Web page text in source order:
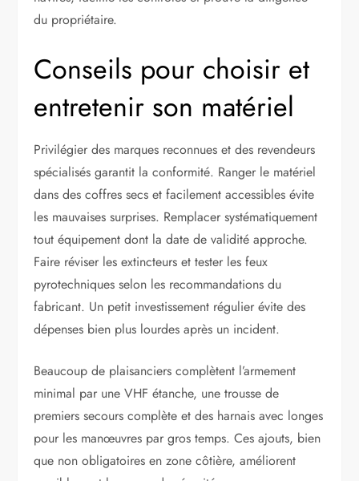
du propriétaire.
Conseils pour choisir et
entretenir son matériel
Privilégier des marques reconnues et des revendeurs
spécialisés garantit la conformité. Ranger le matériel
dans des coffres secs et facilement accessibles évite
les mauvaises surprises. Remplacer systématiquement
tout équipement dont la date de validité approche.
Faire réviser les extincteurs et tester les feux
pyrotechniques selon les recommandations du
fabricant. Un petit investissement régulier évite des
dépenses bien plus lourdes après un incident.
Beaucoup de plaisanciers complètent l’armement
minimal par une VHF étanche, une trousse de
premiers secours complète et des harnais avec longes
pour les manœuvres par gros temps. Ces ajouts, bien
que non obligatoires en zone côtière, améliorent